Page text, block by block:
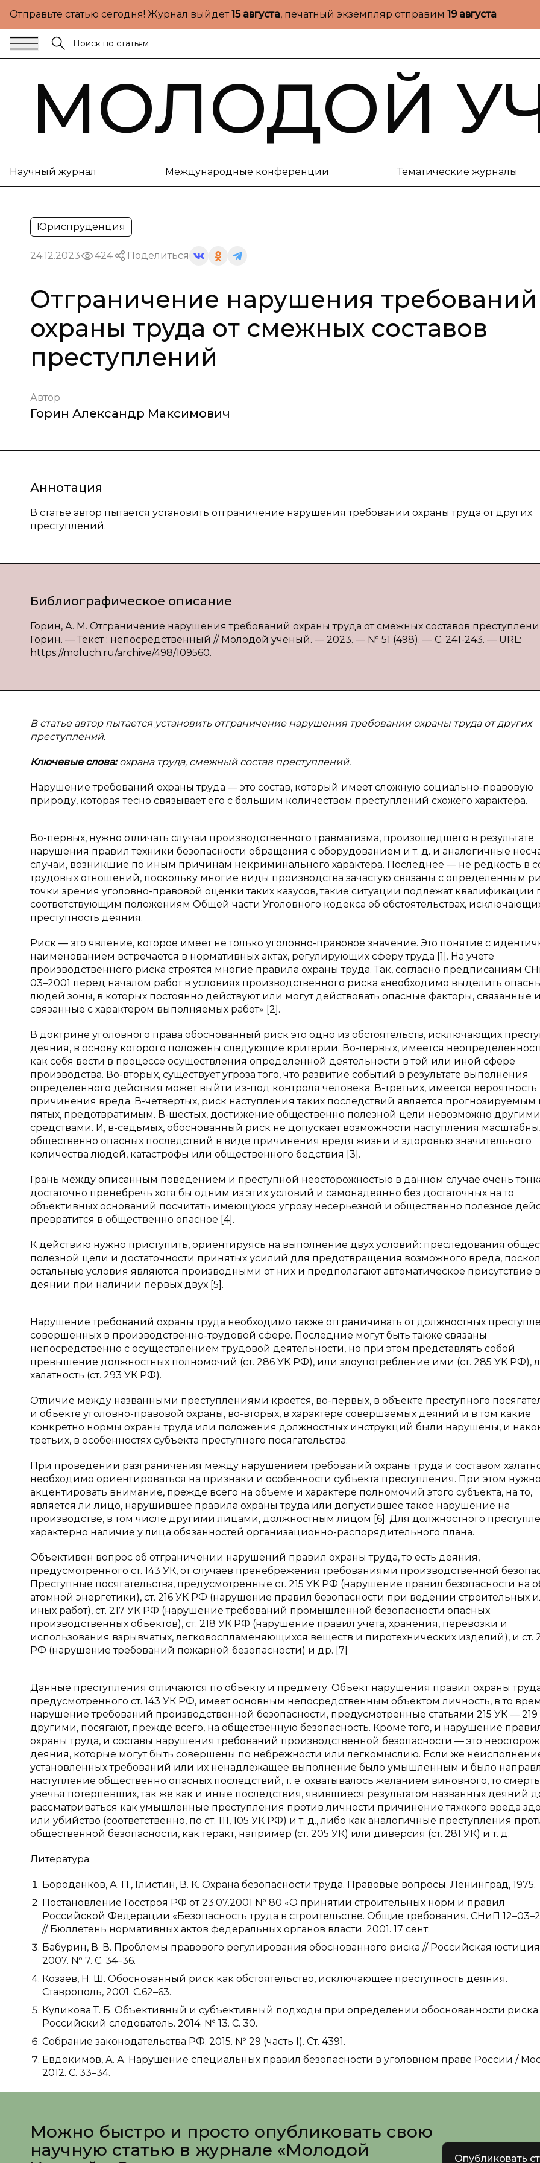
Отправьте статью сегодня! Журнал выйдет15 августа, печатный экземпляр отправим 19 августа
МОЛОДОЙ
Научный журнал Международные конференции Тематические журналы
Юриспруденция
24.12.2023 424 Поделиться
Отграничение нарушения требований
охраны труда от смежных составов
преступлений
Автор
Горин Александр Максимович
Аннотация
В статье автор пытается установить отграничение нарушения требовании охраны труда от других
преступлений.
Библиографическое описание
Горин, А. М. Отграничение нарушения требований охраны труда от смежных составов
Горин. — Текст : непосредственный // Молодой ученый. — 2023. — № 51 (498). — С. 241-243. — URL:
https://moluch.ru/archive/498/109560.
В статье автор пытается установить отграничение нарушения требовании охраны труда от других
преступлений.
Ключевые слова:охрана труда, смежный состав преступлений.
Нарушение требований охраны труда — это состав, который имеет сложную социально-правовую
природу, которая тесно связывает его с большим количеством преступлений схожего характера.
Во-первых, нужно отличать случаи производственного травматизма, произошедшего в результате
нарушения правил техники безопасности обращения с оборудованием и т. д. и аналогичные
случаи, возникшие по иным причинам некриминального характера. Последнее — не редкость в
трудовых отношений, поскольку многие виды производства зачастую связаны с определенным
точки зрения уголовно-правовой оценки таких казусов, такие ситуации подлежат квалификации
соответствующим положениям Общей части Уголовного кодекса об обстоятельствах,
преступность деяния.
Риск — это явление, которое имеет не только уголовно-правовое значение. Это понятие с
наименованием встречается в нормативных актах, регулирующих сферу труда [1]. На учете
производственного риска строятся многие правила охраны труда. Так, согласно предписаниям
03–2001 перед началом работ в условиях производственного риска «необходимо выделить
людей зоны, в которых постоянно действуют или могут действовать опасные факторы, связанные
связанные с характером выполняемых работ» [2].
В доктрине уголовного права обоснованный риск это одно из обстоятельств, исключающих
деяния, в основу которого положены следующие критерии. Во-первых, имеется
как себя вести в процессе осуществления определенной деятельности в той или иной сфере
производства. Во-вторых, существует угроза того, что развитие событий в результате выполнения
определенного действия может выйти из-под контроля человека. В-третьих, имеется вероятность
причинения вреда. В-четвертых, риск наступления таких последствий является прогнозируемым
пятых, предотвратимым. В-шестых, достижение общественно полезной цели невозможно другими
средствами. И, в-седьмых, обоснованный риск не допускает возможности наступления
общественно опасных последствий в виде причинения вредя жизни и здоровью значительного
количества людей, катастрофы или общественного бедствия [3].
Грань между описанным поведением и преступной неосторожностью в данном случае очень
достаточно пренебречь хотя бы одним из этих условий и самонадеянно без достаточных на то
объективных оснований посчитать имеющуюся угрозу несерьезной и общественно полезное
превратится в общественно опасное [4].
К действию нужно приступить, ориентируясь на выполнение двух условий: преследования
полезной цели и достаточности принятых усилий для предотвращения возможного вреда,
остальные условия являются производными от них и предполагают автоматическое присутствие в
деянии при наличии первых двух [5].
Нарушение требований охраны труда необходимо также отграничивать от должностных
совершенных в производственно-трудовой сфере. Последние могут быть также связаны
непосредственно с осуществлением трудовой деятельности, но при этом представлять собой
превышение должностных полномочий (ст. 286 УК РФ), или злоупотребление ими (ст. 285 УК РФ),
халатность (ст. 293 УК РФ).
Отличие между названными преступлениями кроется, во-первых, в объекте преступного
и объекте уголовно-правовой охраны, во-вторых, в характере совершаемых деяний и в том какие
конкретно нормы охраны труда или положения должностных инструкций были нарушены, и
третьих, в особенностях субъекта преступного посягательства.
При проведении разграничения между нарушением требований охраны труда и составом
необходимо ориентироваться на признаки и особенности субъекта преступления. При этом нужно
акцентировать внимание, прежде всего на объеме и характере полномочий этого субъекта, на то,
является ли лицо, нарушившее правила охраны труда или допустившее такое нарушение на
производстве, в том числе другими лицами, должностным лицом [6]. Для должностного
характерно наличие у лица обязанностей организационно-распорядительного плана.
Объективен вопрос об отграничении нарушений правил охраны труда, то есть деяния,
предусмотренного ст. 143 УК, от случаев пренебрежения требованиями производственной
Преступные посягательства, предусмотренные ст. 215 УК РФ (нарушение правил безопасности на
атомной энергетики), ст. 216 УК РФ (нарушение правил безопасности при ведении строительных
иных работ), ст. 217 УК РФ (нарушение требований промышленной безопасности опасных
производственных объектов), ст. 218 УК РФ (нарушение правил учета, хранения, перевозки и
использования взрывчатых, легковоспламеняющихся веществ и пиротехнических изделий), и ст.
РФ (нарушение требований пожарной безопасности) и др. [7]
Данные преступления отличаются по объекту и предмету. Объект нарушения правил охраны
предусмотренного ст. 143 УК РФ, имеет основным непосредственным объектом личность, в то
нарушение требований производственной безопасности, предусмотренные статьями 215 УК — 219
другими, посягают, прежде всего, на общественную безопасность. Кроме того, и нарушение
охраны труда, и составы нарушения требований производственной безопасности — это
деяния, которые могут быть совершены по небрежности или легкомыслию. Если же
установленных требований или их ненадлежащее выполнение было умышленным и было
наступление общественно опасных последствий, т. е. охватывалось желанием виновного, то
увечья потерпевших, так же как и иные последствия, явившиеся результатом названных деяний
рассматриваться как умышленные преступления против личности причинение тяжкого вреда
или убийство (соответственно, по ст. 111, 105 УК РФ) и т. д., либо как аналогичные преступления
общественной безопасности, как теракт, например (ст. 205 УК) или диверсия (ст. 281 УК) и т. д.
Литература:
Бороданков, А. П., Глистин, В. К. Охрана безопасности труда. Правовые вопросы. Ленинград, 1975.
Постановление Госстроя РФ от 23.07.2001 № 80 «О принятии строительных норм и правил
Российской Федерации «Безопасность труда в строительстве. Общие требования. СНиП
// Бюллетень нормативных актов федеральных органов власти. 2001. 17 сент.
Бабурин, В. В. Проблемы правового регулирования обоснованного риска // Российская
2007. № 7. С. 34–36.
Козаев, Н. Ш. Обоснованный риск как обстоятельство, исключающее преступность деяния.
Ставрополь, 2001. С.62–63.
Куликова Т. Б. Объективный и субъективный подходы при определении обоснованности риска
Российский следователь. 2014. № 13. С. 30.
Собрание законодательства РФ. 2015. № 29 (часть I). Ст. 4391.
Евдокимов, А. А. Нарушение специальных правил безопасности в уголовном праве России /
2012. С. 33–34.
Можно быстро и просто опубликовать свою
научную статью в журнале «Молодой
Опубликовать